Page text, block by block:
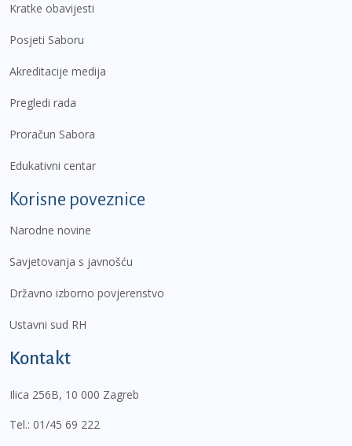
Kratke obavijesti
Posjeti Saboru
Akreditacije medija
Pregledi rada
Proračun Sabora
Edukativni centar
Korisne poveznice
Narodne novine
Savjetovanja s javnošću
Državno izborno povjerenstvo
Ustavni sud RH
Kontakt
Ilica 256B, 10 000 Zagreb
Tel.: 01/45 69 222